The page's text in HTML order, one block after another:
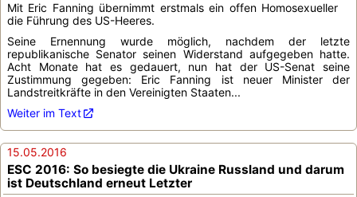
Mit Eric Fanning übernimmt erstmals ein offen Homosexueller
die Führung des US-Heeres.
Seine Ernennung wurde möglich, nachdem der letzte
republikanische Senator seinen Widerstand aufgegeben hatte.
Acht Monate hat es gedauert, nun hat der US-Senat seine
Zustimmung gegeben: Eric Fanning ist neuer Minister der
Landstreitkräfte in den Vereinigten Staaten...
Weiter im Text
15.05.2016
ESC 2016: So besiegte die Ukraine Russland und darum
ist Deutschland erneut Letzter